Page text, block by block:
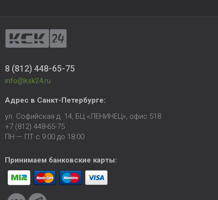
8 (812) 448-65-75
info@ksk24.ru
Адрес в Санкт-Петербурге:
ул. Софийская д. 14, БЦ «ЛЕНИНЕЦ», офис 518
+7 (812) 448-65-75
ПН — ПТ с 9:00 до 18:00
Принимаем банковские карты: